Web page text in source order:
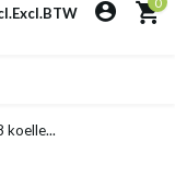
Excl.BTW